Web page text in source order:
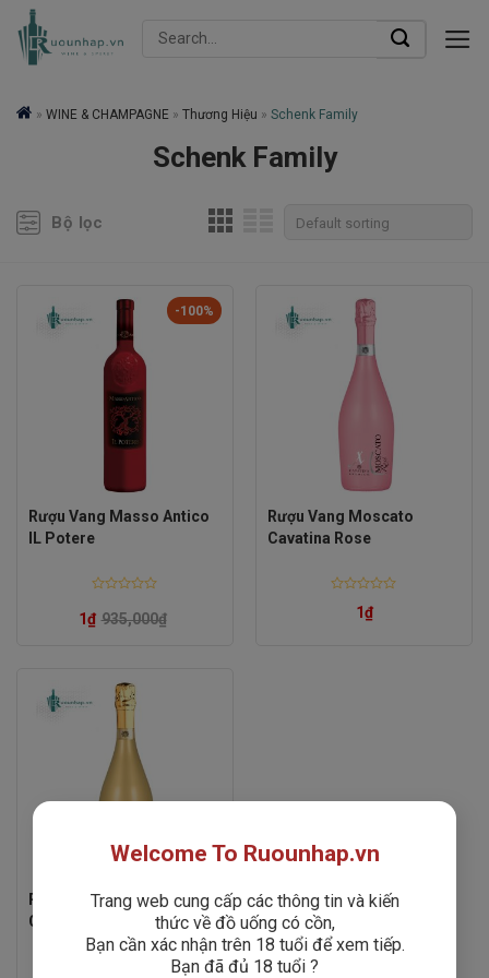
Skip
Search
» WINE & CHAMPAGNE » Thương Hiệu » Schenk Family
Schenk Family
Bộ lọc
-100%
Rượu Vang Masso Antico
IL Potere
0
out
935,000₫
1₫
Rượu Vang Moscato
Cavatina Rose
Rated
1₫
Rượu Vang P Prosecco
Cavatina Premium
Welcome To Ruounhap.vn
Trang web cung cấp các thông tin và kiến
thức về đồ uống có cồn,
Bạn cần xác nhận trên 18 tuổi để xem tiếp.
Bạn đã đủ 18 tuổi ?